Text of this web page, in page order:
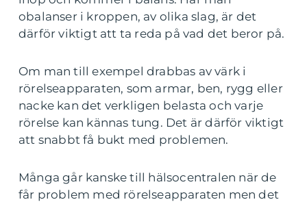
obalanser i kroppen, av olika slag, är det
därför viktigt att ta reda på vad det beror på.
Om man till exempel drabbas av värk i
rörelseapparaten, som armar, ben, rygg eller
nacke kan det verkligen belasta och varje
rörelse kan kännas tung. Det är därför viktigt
att snabbt få bukt med problemen.
Många går kanske till hälsocentralen när de
får problem med rörelseapparaten men det